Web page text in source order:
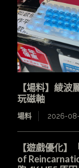
【場料】綾波
玩磁軸
場料 2026-
【遊戲優化】
of